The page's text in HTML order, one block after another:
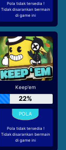
Pola tidak tersedia !
Tidak disarankan bermain
di game ini
Keep'em
22%
Pola tidak tersedia !
Tidak disarankan bermain
di game ini